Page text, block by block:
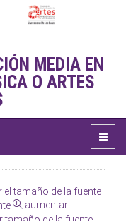
MEDIA EN
O ARTES
el tamaño de la fuente
aumentar